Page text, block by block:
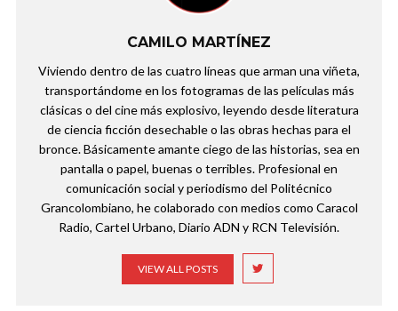
CAMILO MARTÍNEZ
Viviendo dentro de las cuatro líneas que arman una viñeta,
transportándome en los fotogramas de las películas más
clásicas o del cine más explosivo, leyendo desde literatura
de ciencia ficción desechable o las obras hechas para el
bronce. Básicamente amante ciego de las historias, sea en
pantalla o papel, buenas o terribles. Profesional en
comunicación social y periodismo del Politécnico
Grancolombiano, he colaborado con medios como Caracol
Radio, Cartel Urbano, Diario ADN y RCN Televisión.
VIEW ALL POSTS